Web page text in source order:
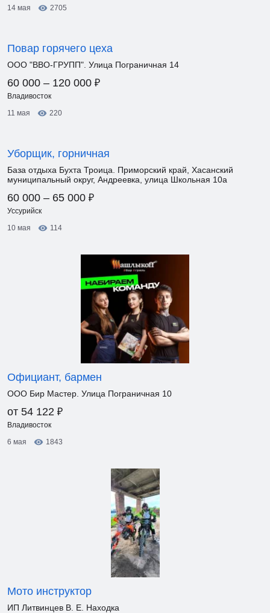
14 мая
2705
Повар горячего цеха
ООО "ВВО-ГРУПП". Улица Пограничная 14
60 000 – 120 000 ₽
Владивосток
11 мая
220
Уборщик, горничная
База отдыха Бухта Троица. Приморский край, Хасанский
муниципальный округ, Андреевка, улица Школьная 10а
60 000 – 65 000 ₽
Уссурийск
10 мая
114
Официант, бармен
ООО Бир Мастер. Улица Пограничная 10
от 54 122 ₽
Владивосток
6 мая
1843
Мото инструктор
ИП Литвинцев В. Е. Находка